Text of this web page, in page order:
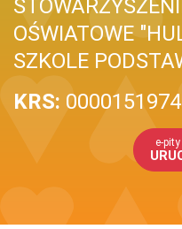
OŚWIATOWE
SZKOLE
KRS: 0000151974
e-